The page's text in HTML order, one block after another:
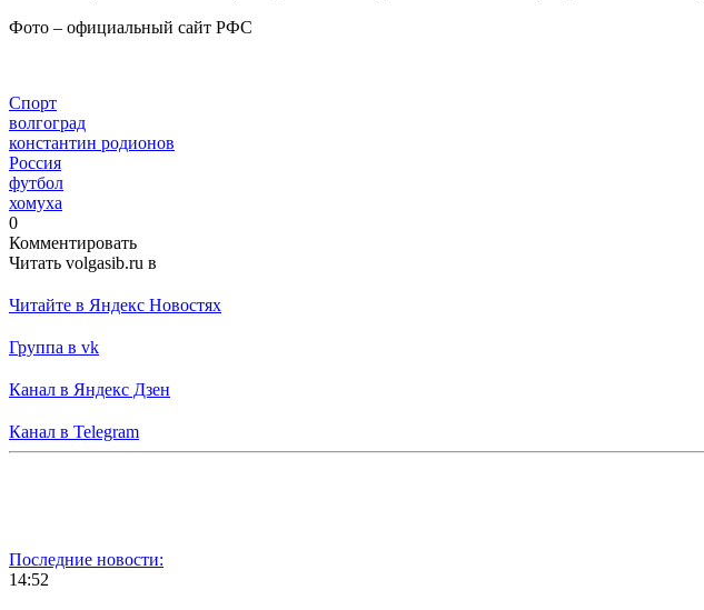
Фото – официальный сайт РФС
Спорт
волгоград
константин родионов
Россия
футбол
хомуха
0
Комментировать
Читать volgasib.ru в
Читайте в Яндекс Новостях
Группа в vk
Канал в Яндекс Дзен
Канал в Telegram
Последние новости:
14:52